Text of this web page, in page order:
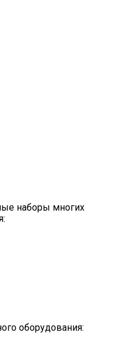
наборы многих
оборудования: